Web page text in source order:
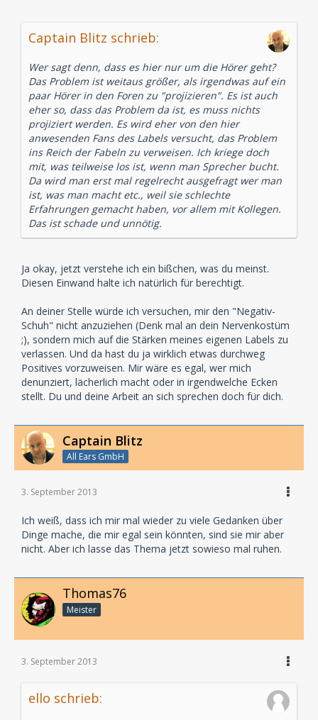
Captain Blitz schrieb:
Wer sagt denn, dass es hier nur um die Hörer geht?
Das Problem ist weitaus größer, als irgendwas auf ein
paar Hörer in den Foren zu "projizieren". Es ist auch
eher so, dass das Problem da ist, es muss nichts
projiziert werden. Es wird eher von den hier
anwesenden Fans des Labels versucht, das Problem
ins Reich der Fabeln zu verweisen. Ich kriege doch
mit, was teilweise los ist, wenn man Sprecher bucht.
Da wird man erst mal regelrecht ausgefragt wer man
ist, was man macht etc., weil sie schlechte
Erfahrungen gemacht haben, vor allem mit Kollegen.
Das ist schade und unnötig.
Ja okay, jetzt verstehe ich ein bißchen, was du meinst.
Diesen Einwand halte ich natürlich für berechtigt.
An deiner Stelle würde ich versuchen, mir den "Negativ-
Schuh" nicht anzuziehen (Denk mal an dein Nervenkostüm
;), sondern mich auf die Stärken meines eigenen Labels zu
verlassen. Und da hast du ja wirklich etwas durchweg
Positives vorzuweisen. Mir wäre es egal, wer mich
denunziert, lächerlich macht oder in irgendwelche Ecken
stellt. Du und deine Arbeit an sich sprechen doch für dich.
Captain Blitz
All Ears GmbH
3. September 2013
Ich weiß, dass ich mir mal wieder zu viele Gedanken über
Dinge mache, die mir egal sein könnten, sind sie mir aber
nicht. Aber ich lasse das Thema jetzt sowieso mal ruhen.
Thomas76
Meister
3. September 2013
ello schrieb: